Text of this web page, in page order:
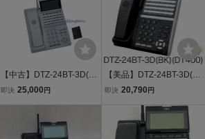
【中古】DTZ-24BT-3D(W
H)TEL NEC Aspire UX 24
【ビジネスホン 業務用 電
話機 本体】
即決 25,000 円
【美品】DTZ-24BT-3D(B
K)(DT400) NEC AspireUX
ホン 24ボタンカールコー
ドレス電話機(黒)
即決 20,790 円